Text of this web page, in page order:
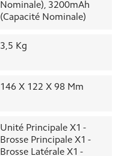
Nominale), 3200mAh
(capacité Nominale)
3,5 Kg
146 X 122 X 98 Mm
Unité Principale X1 -
Brosse Principale X1 -
Brosse Latérale X1 -